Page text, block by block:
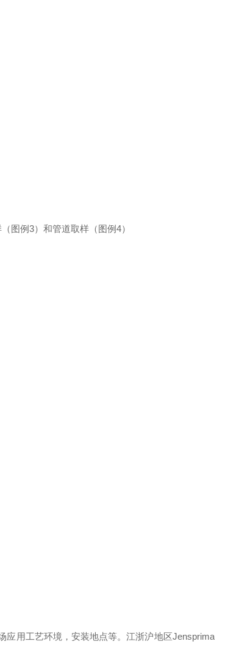
图例3）和管道取样（图例4）
应用工艺环境，安装地点等。江浙沪地区Jensprima